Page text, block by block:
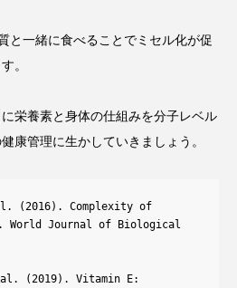
と一緒に食べることでミセル化が促
。
栄養素と身体の仕組みを分子レベル
康管理に生かしていきましょう。
(2016). Complexity of
World Journal of Biological
(2019). Vitamin E: